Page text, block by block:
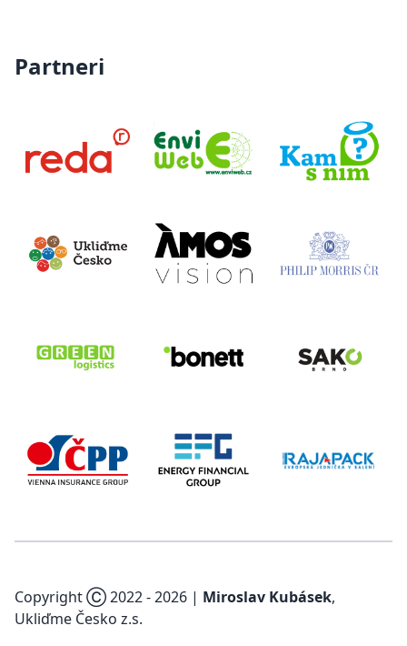
Partneri
Copyright Ⓒ 2022 -2026 | Miroslav Kubásek,
Ukliďme Česko z.s.